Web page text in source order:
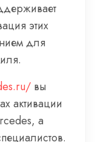
этих
для
вы
активации
а